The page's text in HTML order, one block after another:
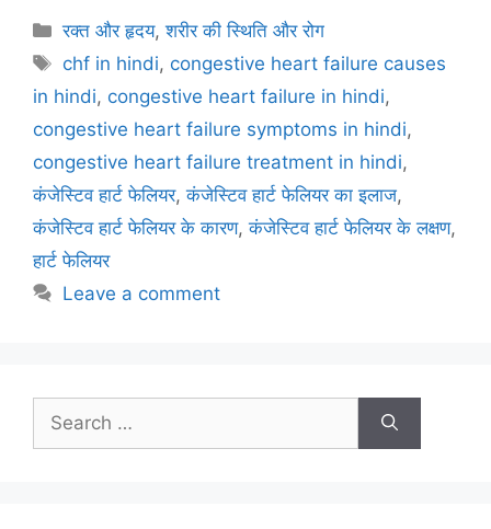
c
e
b
o
o
k
itt
er
ai
l
er
e
st
at
s
A
p
p
e
gr
a
m
e
Categories
रक्त और हृदय,शरीर की स्थिति और रोग
Tags
chf in hindi, congestive heart failure causes
in hindi, congestive heart failure in hindi,
congestive heart failure symptoms in hindi,
congestive heart failure treatment in hindi,
कंजेस्टिव हार्ट फेलियर,कंजेस्टिव हार्ट फेलियर का इलाज,
कंजेस्टिव हार्ट फेलियर के कारण,कंजेस्टिव हार्ट फेलियर के लक्षण,
हार्ट फेलियर
Leave a comment
Search
for: